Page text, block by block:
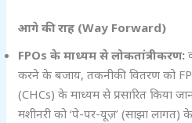
आगे की राह (Way Forward)
FPOsके माध्यम से लोकतांत्रीकरण:
करने के बजाय, तकनीकी वितरण को
(CHCs) के माध्यम से प्रसारित किया
मशीनरी को ‘पे-पर-यूज़’ (साझा